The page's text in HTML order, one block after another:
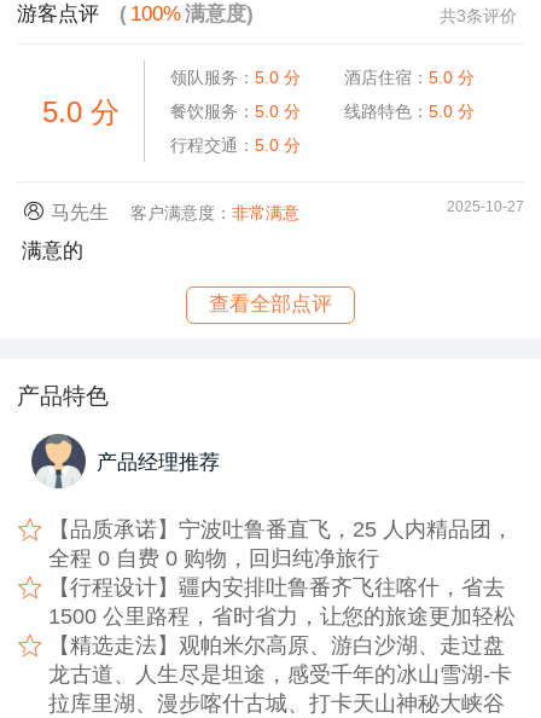
游客点评 ( 100%满意度) 共3条评价
5.0分
领队服务：5.0 分 酒店住宿：5.0 分
餐饮服务：5.0 分 线路特色：5.0 分
行程交通：5.0 分
马先生 客户满意度：非常满意 2025-10-27
满意的
查看全部点评
产品特色
产品经理推荐
【品质承诺】宁波吐鲁番直飞，25 人内精品团，
全程 0 自费 0 购物，回归纯净旅行
【行程设计】疆内安排吐鲁番齐飞往喀什，省去
1500 公里路程，省时省力，让您的旅途更加轻松
【精选走法】观帕米尔高原、游白沙湖、走过盘
龙古道、人生尽是坦途，感受千年的冰山雪湖-卡
拉库里湖、漫步喀什古城、打卡天山神秘大峡谷